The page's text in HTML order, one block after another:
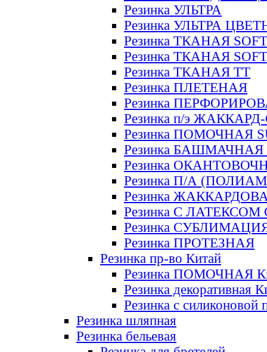
Резинка УЛЬТРА
Резинка УЛЬТРА
Резинка ТКАНАЯ SOFT
Резинка ТКАНАЯ
Резинка ТКАНАЯ ТТ
Резинка ПЛЕТЕНАЯ
Резинка
Резинка п/э
Резинка ПОМОЧНАЯ
Резинка БАШМАЧНАЯ
Резинка
Резинка П/А
Резинка
Резинка С ЛАТЕКСОМ
Резинка
Резинка ПРОТЕЗНАЯ
Резинка пр-во Китай
Резинка ПОМОЧНАЯ
Резинка декоративная
Резинка с силиконовой
Резинка шляпная
Резинка бельевая